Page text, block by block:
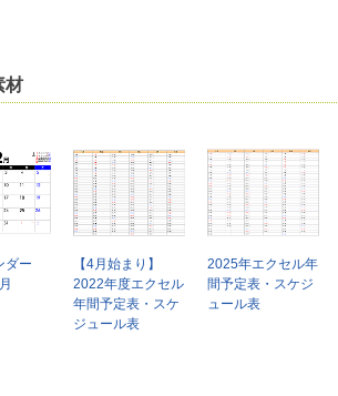
材
ダー
【4月始まり】
2022年度エクセル
年間予定表・スケ
ジュール表
2025年エクセル年
間予定表・スケジ
ュール表